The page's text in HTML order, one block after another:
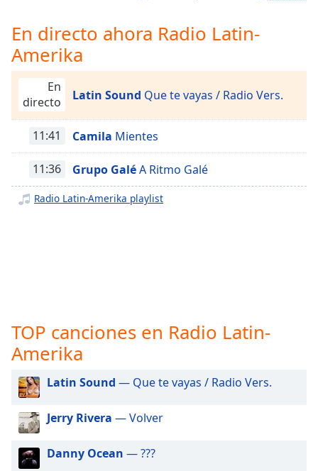
Descriptions
descriptions
off,
selected
Subtitles
subtitles
settings,
opens
subtitles
settings
Picture-
in-
Picture
This
modal
En directo ahora Radio Latin-
Amerika
En
directo
Latin Sound Que te vayas / Radio Vers.
11:41 Camila Mientes
11:36 Grupo GaléA Ritmo Galé
Radio Latin-Amerika playlist
TOP canciones en Radio Latin-
Amerika
Latin Sound — Que te vayas / Radio Vers.
Jerry Rivera — Volver
Danny Ocean — ???